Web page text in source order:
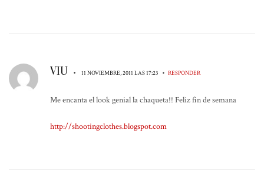
VIU • 11 NOVIEMBRE, 2011 LAS 17:23 • RESPONDER
Me encanta el look genial la chaqueta!! Feliz fin de semana
http://shootingclothes.blogspot.com